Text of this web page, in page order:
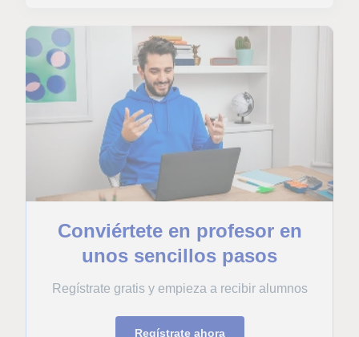
Conviértete en profesor en
unos sencillos pasos
Regístrate gratis y empieza a recibir alumnos
Regístrate ahora